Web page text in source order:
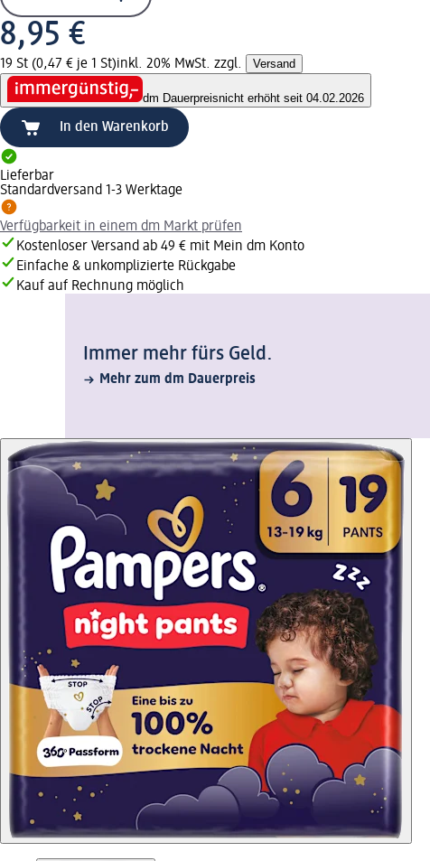
8,95 €
19 St (0,47 € je 1 St)inkl. 20% MwSt. zzgl. Versand
dm Dauerpreisnicht erhöht seit 04.02.2026
In den Warenkorb
Lieferbar
Standardversand 1-3 Werktage
Verfügbarkeit in einem dm Markt prüfen
Kostenloser Versand ab 49 € mit Mein dm Konto
Einfache & unkomplizierte Rückgabe
Kauf auf Rechnung möglich
Immer mehr fürs Geld.
Mehr zum dm Dauerpreis